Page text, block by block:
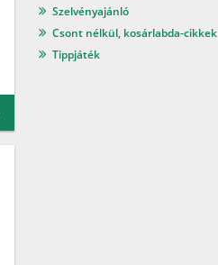
Szelvényajánló
Csont nélkül, kosárlabda-cikkek
Tippjáték